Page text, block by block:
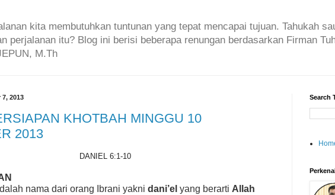
kita membutuhkan tuntunan yang tepat mencapai tujuan. Tahukah
perjalanan itu? Blog ini berisi beberapa renungan berdasarkan Firman
M.Th
2013
KHOTBAH MINGGU 10
2013
DANIEL 6:1-10
nama dari orang Ibrani yakni dani’el yang berarti Allah
Search